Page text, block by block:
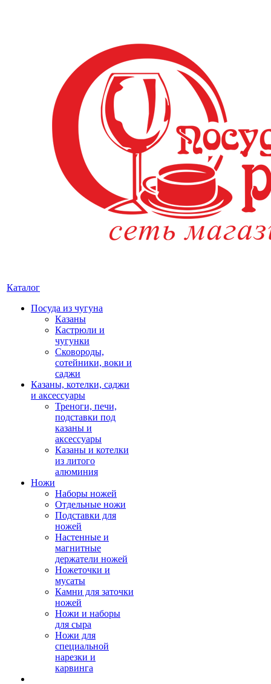
Каталог
Посуда из чугуна
Казаны
Кастрюли и
чугунки
Сковороды,
сотейники, воки и
саджи
Казаны, котелки, саджи
и аксессуары
Треноги, печи,
подставки под
казаны и
аксессуары
Казаны и котелки
из литого
алюминия
Ножи
Наборы ножей
Отдельные ножи
Подставки для
ножей
Настенные и
магнитные
держатели ножей
Ножеточки и
мусаты
Камни для заточки
ножей
Ножи и наборы
для сыра
Ножи для
специальной
нарезки и
карвинга